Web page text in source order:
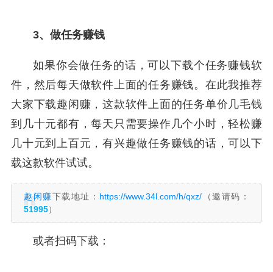
3、做任务赚钱
如果你会做任务的话，可以下载个任务赚钱软
件，然后每天做软件上面的任务赚钱。在此我推荐
大家下载趣闲赚，这款软件上面的任务单价几毛钱
到几十元都有，每天只需要操作几个小时，轻松赚
几十元到上百元，有兴趣做任务赚钱的话，可以下
载这款软件试试。
趣闲赚下载地址： https://www.34l.com/h/qxz/ （邀请码：
51995）
或者扫码下载：